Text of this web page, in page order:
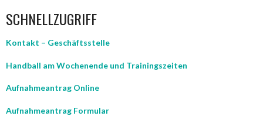
SCHNELLZUGRIFF
Kontakt – Geschäftsstelle
Handball am Wochenende und Trainingszeiten
Aufnahmeantrag Online
Aufnahmeantrag Formular